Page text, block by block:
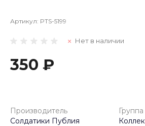
Артикул: PTS-5199
Нет в наличии
350 ₽
Производитель
Солдатики Публия
Группа